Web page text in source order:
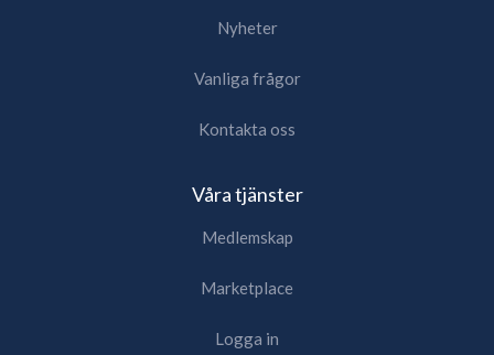
Nyheter
Vanliga frågor
Kontakta oss
Våra tjänster
Medlemskap
Marketplace
Logga in